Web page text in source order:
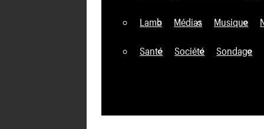
Lamb Médias Musique
Santé Société Sondage